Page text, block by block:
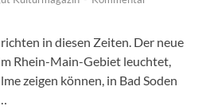
in diesen Zeiten. Der neue
Rhein-Main-Gebiet leuchtet,
zeigen können, in Bad Soden